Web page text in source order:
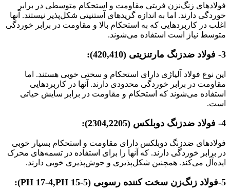
فولادهای زنگ‌نزن فریتی مقاومت و استحکام متوسطی در برابر
خوردگی دارند. اما به اندازه گریدهای آستنیتی شکل‌پذیر نیستند. آنها
اغلب در کاربردهایی که به استحکام بالا و مقاومت در برابر خوردگی
متوسط نیاز است استفاده می‌شوند.
3- فولاد ضدزنگ مارتنزیتی (420,410):
این نوع فولاد آلیاژی دارای استحکام و سختی خوبی هستند. اما
مقاومت در برابر خوردگی محدودی دارند. آنها در کاربردهایی
استفاده ‌می‌شوند که استحکام و مقاومت در برابر سایش حیاتی
است.
4- فولاد ضدزنگ دوبلکس (2304,2205):
فولادهای ضدزنگ دوبلکس دارای مقاومت و استحکام بسیار خوبی
در برابر خوردگی دارند. که آنها را برای استفاده در تسمه‌های محرک
ایده‌آل می‌کند. همچنین شکل‌پذیری و جوش‌پذیری خوبی دارند.
5-فولاد زنگ‌زن سخت کننده رسوبی (PH 17-4,PH 15-5):